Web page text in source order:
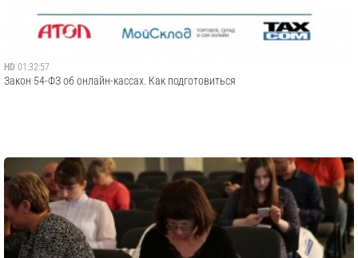
HD 01:32:57
Закон 54-ФЗ об онлайн-кассах. Как подготовиться